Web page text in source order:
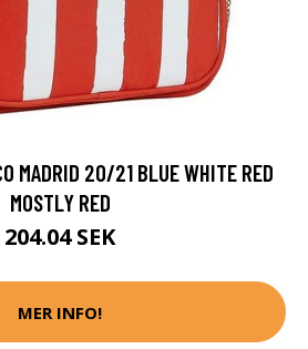
MADRID 20/21 BLUE WHITE RED
MOSTLY RED
204.04 SEK
MER INFO!